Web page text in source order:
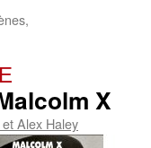
X
Alex Haley